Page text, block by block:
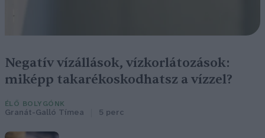
Negatív vízállások, vízkorlátozások:
miképp takarékoskodhatsz a vízzel?
ÉLŐ BOLYGÓNK
Granát-Galló Tímea 5 perc